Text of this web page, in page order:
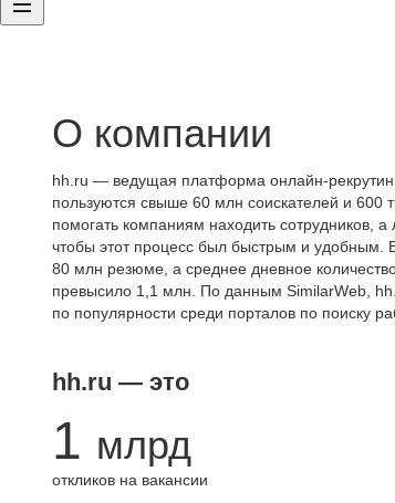
О компании
hh.ru — ведущая платформа онлайн-
пользуются свыше 60 млн соискателей и
помогать компаниям находить сотрудников,
чтобы этот процесс был быстрым и удобным.
80 млн резюме, а среднее дневное
превысило 1,1 млн. По данным SimilarWeb,
по популярности среди порталов по поиску
hh.ru — это
1 млрд
откликов на вакансии